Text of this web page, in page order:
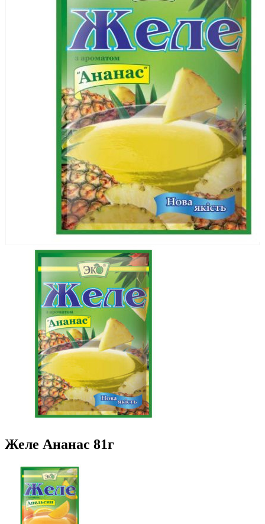
Желе Ананас 81г